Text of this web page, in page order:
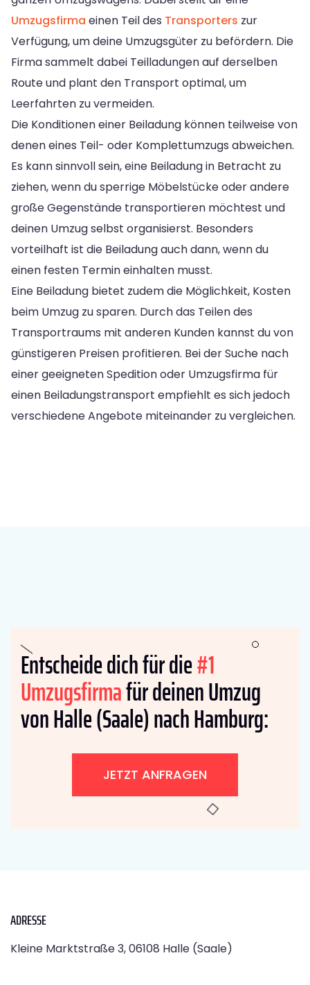
Umzugsfirma einen Teil des Transporters zur
Verfügung, um deine Umzugsgüter zu befördern. Die
Firma sammelt dabei Teilladungen auf derselben
Route und plant den Transport optimal, um
Leerfahrten zu vermeiden.
Die Konditionen einer Beiladung können teilweise von
denen eines Teil- oder Komplettumzugs abweichen.
Es kann sinnvoll sein, eine Beiladung in Betracht zu
ziehen, wenn du sperrige Möbelstücke oder andere
große Gegenstände transportieren möchtest und
deinen Umzug selbst organisierst. Besonders
vorteilhaft ist die Beiladung auch dann, wenn du
einen festen Termin einhalten musst.
Eine Beiladung bietet zudem die Möglichkeit, Kosten
beim Umzug zu sparen. Durch das Teilen des
Transportraums mit anderen Kunden kannst du von
günstigeren Preisen profitieren. Bei der Suche nach
einer geeigneten Spedition oder Umzugsfirma für
einen Beiladungstransport empfiehlt es sich jedoch
verschiedene Angebote miteinander zu vergleichen.
Entscheide dich für die#1
Umzugsfirmafür deinen Umzug
von Halle (Saale) nach Hamburg:
JETZT ANFRAGEN
ADRESSE
Kleine Marktstraße 3, 06108 Halle (Saale)